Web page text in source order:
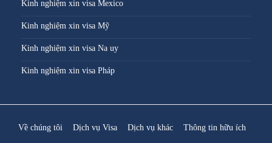
Kinh nghiệm xin visa Mexico
Kinh nghiệm xin visa Mỹ
Kinh nghiệm xin visa Na uy
Kinh nghiệm xin visa Pháp
Về chúng tôi Dịch vụ Visa Dịch vụ khác Thông tin hữu ích